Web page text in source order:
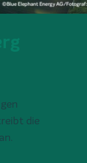
die